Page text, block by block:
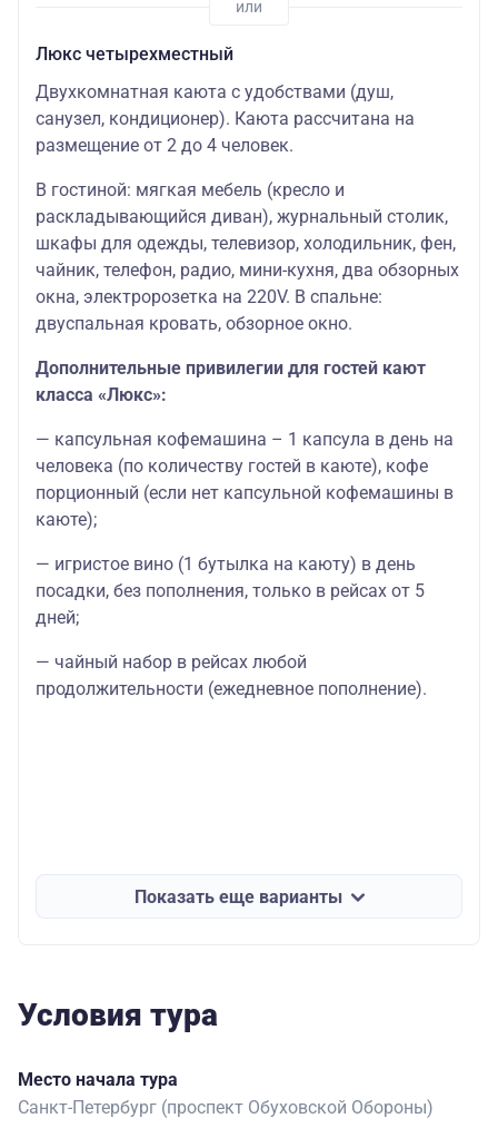
Люкс четырехместный
Двухкомнатная каюта с удобствами (душ,
санузел, кондиционер). Каюта рассчитана на
размещение от 2 до 4 человек.
В гостиной: мягкая мебель (кресло и
раскладывающийся диван), журнальный столик,
шкафы для одежды, телевизор, холодильник, фен,
чайник, телефон, радио, мини-кухня, два обзорных
окна, электророзетка на 220V. В спальне:
двуспальная кровать, обзорное окно.
Дополнительные привилегии для гостей кают
класса «Люкс»:
— капсульная кофемашина – 1 капсула в день на
человека (по количеству гостей в каюте), кофе
порционный (если нет капсульной кофемашины в
каюте);
— игристое вино (1 бутылка на каюту) в день
посадки, без пополнения, только в рейсах от 5
дней;
— чайный набор в рейсах любой
продолжительности (ежедневное пополнение).
Показать еще варианты
Условия тура
Место начала тура
Санкт-Петербург (проспект Обуховской Обороны)